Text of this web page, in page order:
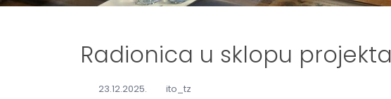
Radionica u sklopu projekta
23.12.2025. ito_tz